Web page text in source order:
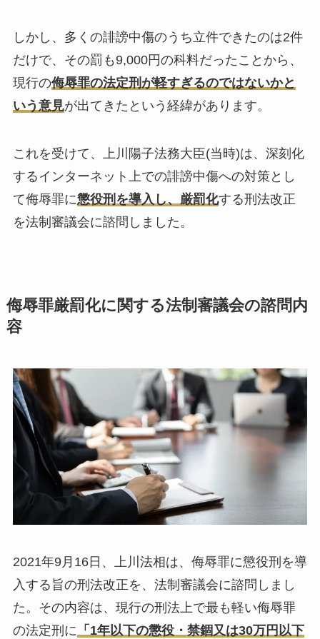
しかし、多くの誹謗中傷のうち立件できたのは2件
だけで、その罰も9,000円の科料だったことから、
現行の侮辱罪の法定刑が軽すぎるのではないかと
いう意見が出てきたという経緯があります。
これを受けて、上川陽子法務大臣(当時)は、深刻化
するインターネット上での誹謗中傷への対策とし
て侮辱罪に懲役刑を導入し、厳罰化する刑法改正
を法制審議会に諮問しました。
侮辱罪厳罰化に関する法制審議会の諮問内
容
2021年9月16日、上川法相は、侮辱罪に懲役刑を導
入する旨の刑法改正を、法制審議会に諮問しまし
た。その内容は、現行の刑法上で最も軽い侮辱罪
の法定刑に 「1年以下の懲役・禁錮又は30万円以下